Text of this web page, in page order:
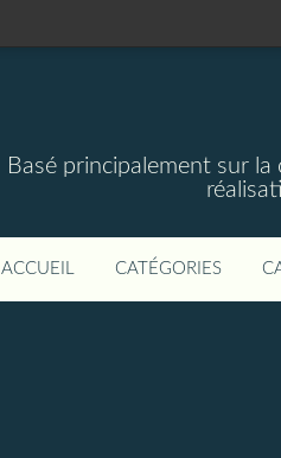
Basé principalement sur
ACCUEIL CATÉGORIES